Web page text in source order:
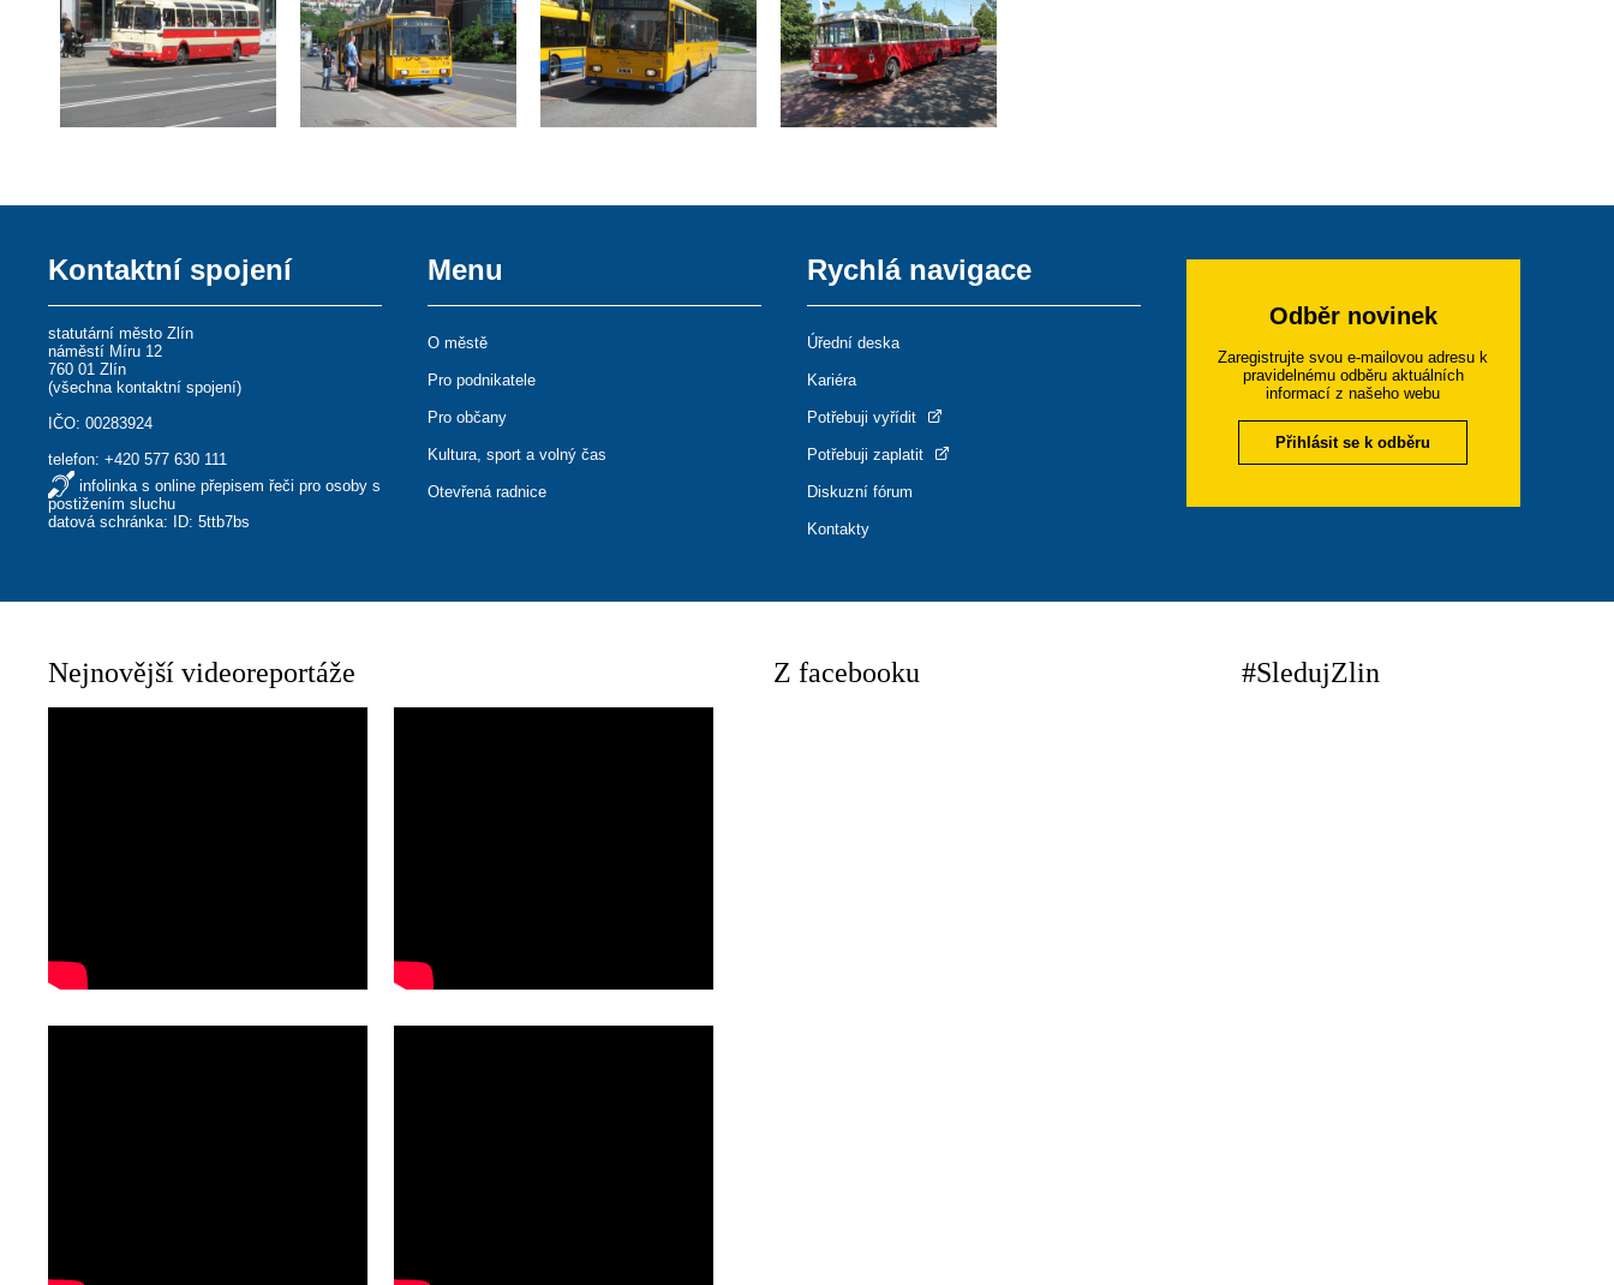
Kontaktní spojení
statutární město Zlín
náměstí Míru 12
760 01 Zlín
(všechna kontaktní spojení)
IČO: 00283924
telefon:+420 577 630 111
infolinka s online přepisem řeči pro osoby s
postižením sluchu
datová schránka: ID: 5ttb7bs
Menu
O městě
Pro podnikatele
Pro občany
Kultura, sport a volný čas
Otevřená radnice
Rychlá navigace
Úřední deska
Kariéra
Potřebuji vyřídit
Potřebuji zaplatit
Diskuzní fórum
Kontakty
Odběr novinek
Zaregistrujte svou e-mailovou adresu k
pravidelnému odběru aktuálních
informací z našeho webu
Přihlásit se k odběru
Nejnovější videoreportáže Z facebooku #SledujZlin